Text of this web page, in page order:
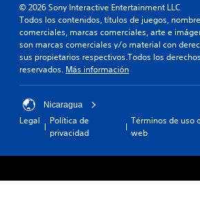
© 2026 Sony Interactive Entertainment LLC
Todos los contenidos, títulos de juegos,
comerciales, marcas comerciales, arte e
son marcas comerciales y/o material con
sus propietarios respectivos.Todos los derechos
reservados. Más información
Nicaragua
Legal
Política de
privacidad
Términos de uso
web